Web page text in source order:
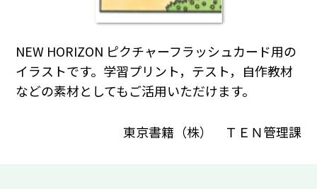
NEW HORIZON ピクチャーフラッシュカード用の
イラストです。学習プリント，テスト，自作教材
などの素材としてもご活用いただけます。
東京書籍（株） ＴＥＮ管理課